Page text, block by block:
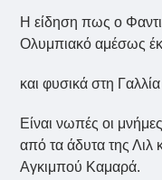
Η είδηση πως ο
Ολυμπιακό αμέσως
και φυσικά στη
Είναι νωπές οι
από τα άδυτα της Λιλ
Αγκιμπού Καμαρά.